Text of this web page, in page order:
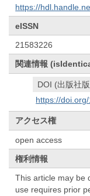
https://
eISSN
21583226
関連情報
DOI (出版社
https://
アクセス権
open access
権利情報
This article may be
use requires prior